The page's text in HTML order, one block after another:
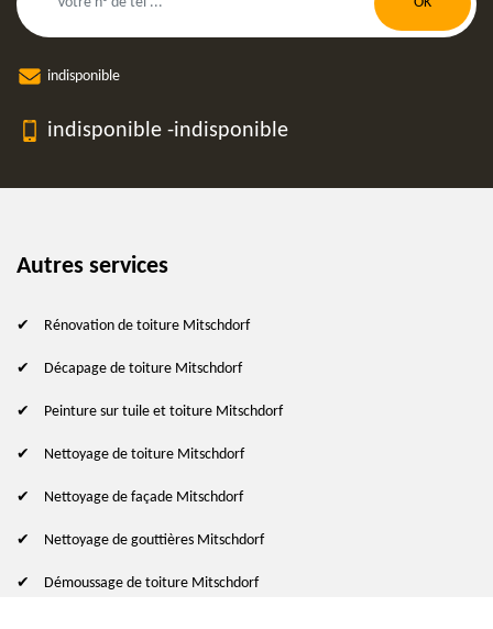
indisponible
indisponible -indisponible
Autres services
Rénovation de toiture Mitschdorf
Décapage de toiture Mitschdorf
Peinture sur tuile et toiture Mitschdorf
Nettoyage de toiture Mitschdorf
Nettoyage de façade Mitschdorf
Nettoyage de gouttières Mitschdorf
Démoussage de toiture Mitschdorf